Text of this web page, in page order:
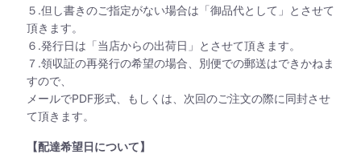
５.但し書きのご指定がない場合は「御品代として」とさせて
頂きます。
６.発行日は「当店からの出荷日」とさせて頂きます。
７.領収証の再発行の希望の場合、別便での郵送はできかねま
すので、
メールでPDF形式、もしくは、次回のご注文の際に同封させ
て頂きます。
【配達希望日について】